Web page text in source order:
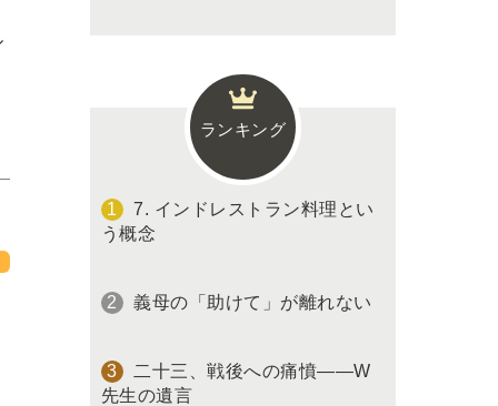
ランキング
7. インドレストラン料理とい
う概念
義母の「助けて」が離れない
二十三、戦後への痛憤――W
先生の遺言